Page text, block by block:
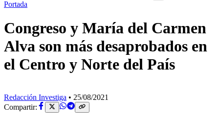
Portada
Congreso y María del Carmen
Alva son más desaprobados en
el Centro y Norte del País
Redacción Investiga • 25/08/2021
Compartir: